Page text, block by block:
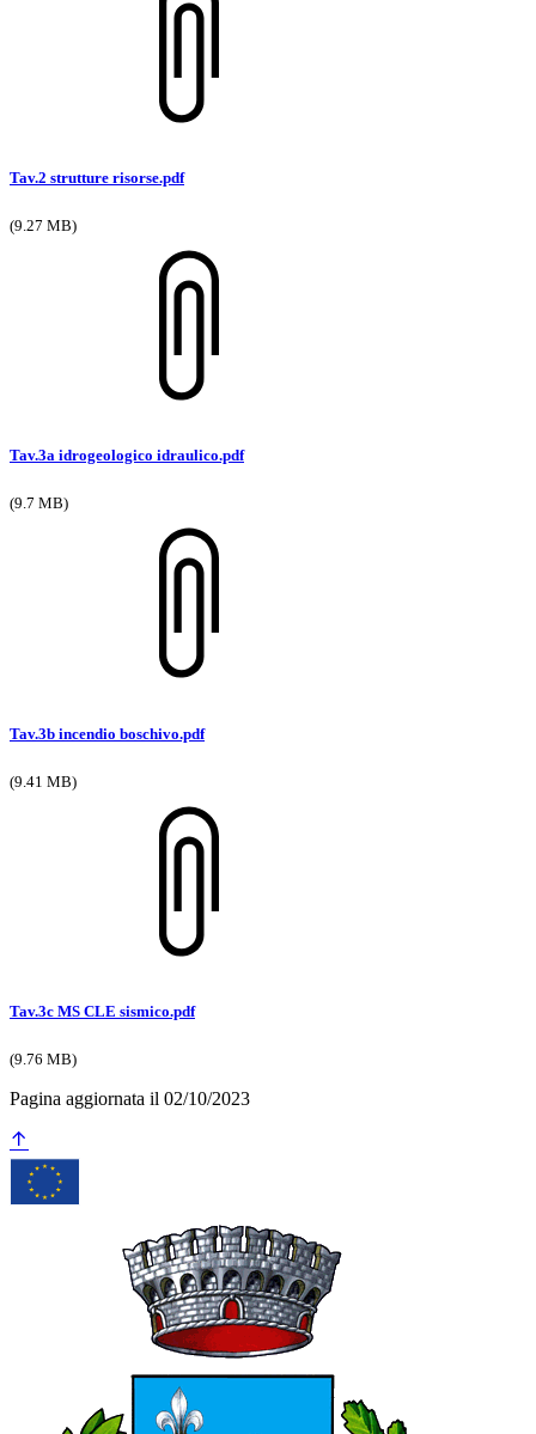
Tav.2 strutture risorse.pdf
(9.27 MB)
Tav.3a idrogeologico idraulico.pdf
(9.7 MB)
Tav.3b incendio boschivo.pdf
(9.41 MB)
Tav.3c MS CLE sismico.pdf
(9.76 MB)
Pagina aggiornata il 02/10/2023